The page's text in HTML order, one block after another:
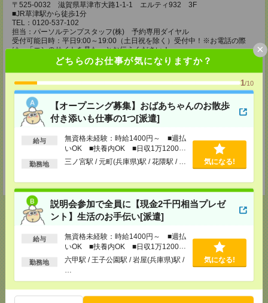
どちらのお仕事が気になりますか？
1/10
【オープニング募集】おばあちゃんのお散歩
付き添いも仕事の1つ[派遣]
給与
無資格未経験：時給1400円～ ■週払
いOK ■扶養内OK ■日収1万1200円
以上
勤務地 三ノ宮駅 / 元町(兵庫県)駅 / 花隈駅 / … 気になる!
説明会参加で全員に【現金2千円相当プレゼ
ント】生活のお手伝い[派遣]
給与
無資格未経験：時給1400円～ ■週払
いOK ■扶養内OK ■日収1万1200円
以上
勤務地
六甲駅 / 王子公園駅 / 岩屋(兵庫県)駅 /
気になる!
×
〒525-0032 滋賀県草津市大路1-1-1 エルティ932 3F
■JR草津駅から徒歩1分
TEL：0120-537-102
担当：パーソルテンプスタッフ(株) 予約専用ダイヤル
受付可能日時：平日9:00～19:00（土日祝を除く）受付中！※お電話の際
は、「エンのサイトを見た」とお伝えください！
姫路オフィス
〒670-0913
兵庫県姫路市西駅前町73 姫路ターミナルスクエア5F
■JR姫路駅から徒歩1分
TEL：0120-537-102
担当：パーソルテンプスタッフ(株) 予約専用ダイヤル
受付可能日時：平日9:00～19:00（土日祝を除く）受付中！※お電話の際
は、「エンのサイトを見た」とお伝えください！
【面談付き電話登録】・【面談なしオンライン登録】どちらも来社不要で
応募ページへ